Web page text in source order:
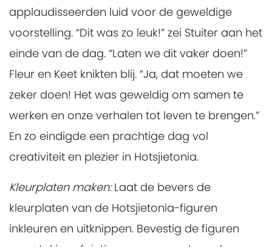
applaudisseerden luid voor de geweldige
voorstelling. “Dit was zo leuk!” zei Stuiter aan het
einde van de dag. “Laten we dit vaker doen!”
Fleur en Keet knikten blij. “Ja, dat moeten we
zeker doen! Het was geweldig om samen te
werken en onze verhalen tot leven te brengen.”
En zo eindigde een prachtige dag vol
creativiteit en plezier in Hotsjietonia.
Kleurplaten maken:Laat de bevers de
kleurplaten van de Hotsjietonia-figuren
inkleuren en uitknippen. Bevestig de figuren